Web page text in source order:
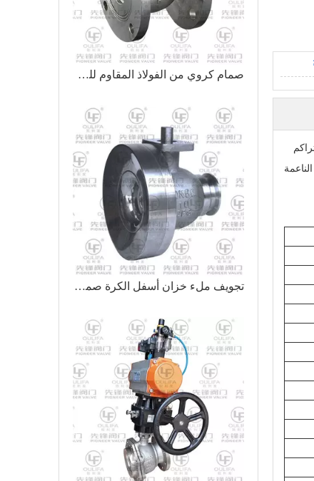
صمام كروي من الفولاذ المقاوم للصدأ متين للتطبيقات الصناعية
تجويف ملء خزان أسفل الكرة صمام GQ8c1F